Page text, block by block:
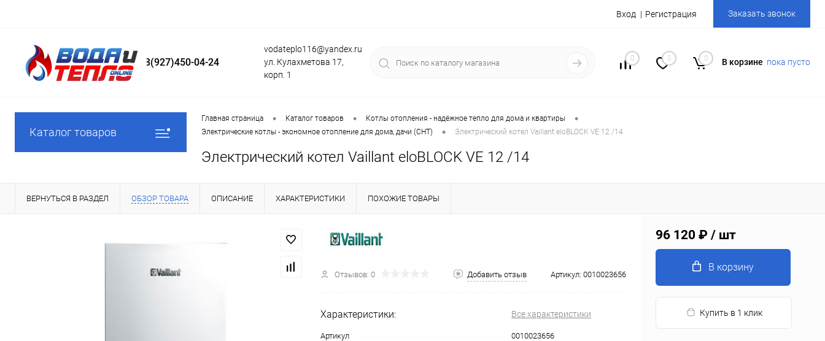
Вход Регистрация Заказать звонок
8(927)450-04-24
vodateplo116@yandex.ru
ул. Кулахметова 17,
корп. 1
0 0 0 В корзине пока пусто
Каталог товаров
Главная страница • Каталог товаров • Котлы отопления - надёжное тепло для дома и квартиры •
Электрические котлы - экономное отопление для дома, дачи (СНТ) • Электрический котел Vaillant eloBLOCK VE 12 /14
Электрический котел Vaillant eloBLOCK VE 12 /14
ВЕРНУТЬСЯ В РАЗДЕЛ ОБЗОР ТОВАРА ОПИСАНИЕ ХАРАКТЕРИСТИКИ ПОХОЖИЕ ТОВАРЫ
Отзывов: 0 Добавить отзыв Артикул: 0010023656
Характеристики: Все характеристики
Артикул
0010023656
96 120 ₽ / шт
В корзину
Купить в 1 клик